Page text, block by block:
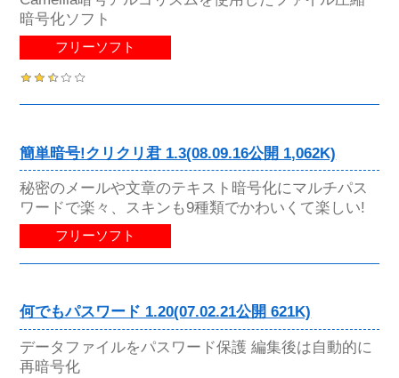
暗号化ソフト
フリーソフト
簡単暗号!クリクリ君 1.3(08.09.16公開 1,062K)
秘密のメールや文章のテキスト暗号化にマルチパス
ワードで楽々、スキンも9種類でかわいくて楽しい!
フリーソフト
何でもパスワード 1.20(07.02.21公開 621K)
データファイルをパスワード保護 編集後は自動的に
再暗号化